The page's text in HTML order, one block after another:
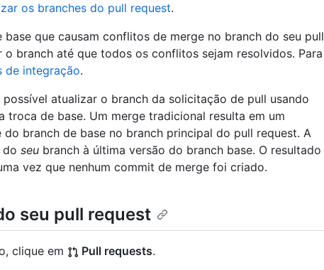
os branches do pull request.
que causam conflitos de merge no branch do seu pull
branch até que todos os conflitos sejam resolvidos. Para
de integração.
atualizar o branch da solicitação de pull usando
troca de base. Um merge tradicional resulta em um
branch de base no branch principal do pull request. A
do seu branch à última versão do branch base. O resultado
vez que nenhum commit de merge foi criado.
seu pull request
clique em Pull requests.